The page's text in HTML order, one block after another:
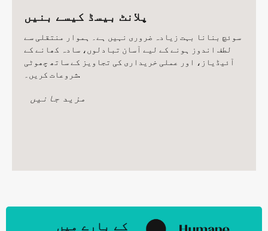
پلانٹ بیسڈ کیسے بنیں
سوئچ بنانا بہت زیادہ ضروری نہیں ہے۔ ہموار منتقلی سے
لطف اندوز ہونے کے لیے آسان تبادلوں، سادہ کھانے کے
آئیڈیاز، اور عملی خریداری کی تجاویز کے ساتھ چھوٹی
شروعات کریں۔.
مزید جانیں
کے بارے میں